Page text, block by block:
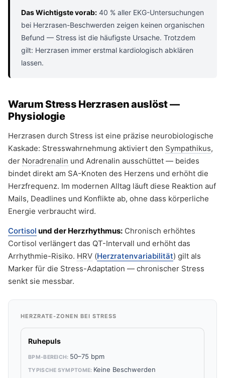
Das Wichtigste vorab: 40 % aller EKG-Untersuchungen
bei Herzrasen-Beschwerden zeigen keinen organischen
Befund — Stress ist die häufigste Ursache. Trotzdem
gilt: Herzrasen immer erstmal kardiologisch abklären
lassen.
Warum Stress Herzrasen auslöst —
Physiologie
Herzrasen durch Stress ist eine präzise neurobiologische
Kaskade: Stresswahrnehmung aktiviert den Sympathikus,
der Noradrenalin und Adrenalin ausschüttet — beides
bindet direkt am SA-Knoten des Herzens und erhöht die
Herzfrequenz. Im modernen Alltag läuft diese Reaktion auf
Mails, Deadlines und Konflikte ab, ohne dass körperliche
Energie verbraucht wird.
Cortisol und der Herzrhythmus: Chronisch erhöhtes
Cortisol verlängert das QT-Intervall und erhöht das
Arrhythmie-Risiko. HRV (Herzratenvariabilität) gilt als
Marker für die Stress-Adaptation — chronischer Stress
senkt sie messbar.
HERZRATE-ZONEN BEI STRESS
Ruhepuls
50–75 bpm
Keine Beschwerden